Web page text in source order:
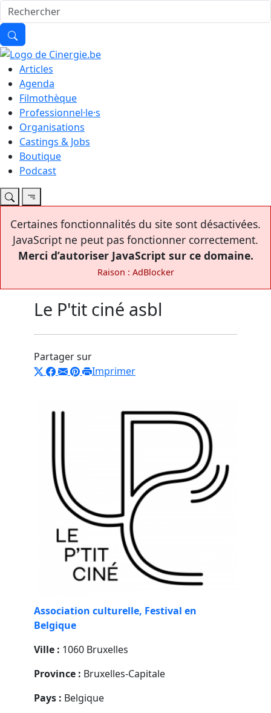
Articles
Agenda
Filmothèque
Professionnel·le·s
Organisations
Castings & Jobs
Boutique
Podcast
Certaines fonctionnalités du site sont désactivées.
JavaScript ne peut pas fonctionner correctement.
Merci d’autoriser JavaScript sur ce domaine.
Raison : AdBlocker
Le P'tit ciné asbl
Partager sur
Imprimer
Association culturelle, Festival en
Belgique
Ville : 1060 Bruxelles
Province : Bruxelles-Capitale
Pays : Belgique